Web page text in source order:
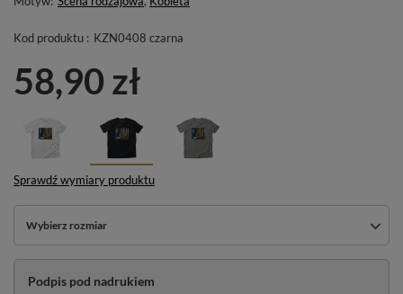
Kod produktu : KZN0408 czarna
58,90 zł
Sprawdź wymiary produktu
Wybierz rozmiar
Podpis pod nadrukiem